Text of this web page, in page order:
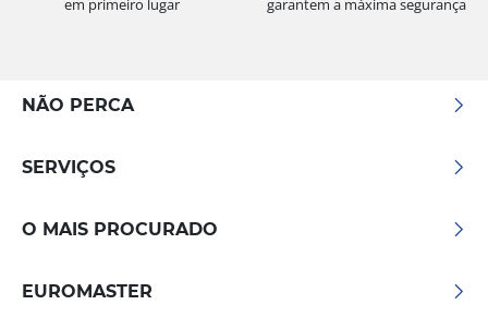
em primeiro lugar
garantem a máxima segurança
NÃO PERCA
SERVIÇOS
O MAIS PROCURADO
EUROMASTER